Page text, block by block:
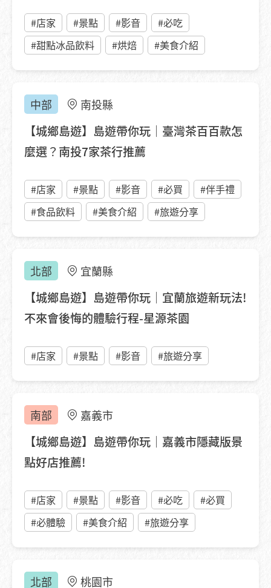
#店家 #景點 #影音
#必吃
#甜點冰品飲料
#烘焙 #美食介紹
中部 南投縣
【城鄉島遊】島遊帶你玩｜臺灣茶百百款怎
麼選？南投7家茶行推薦
#店家 #景點 #影音 #必買
#伴手禮
#食品飲料
#美食介紹 #旅遊分享
北部 宜蘭縣
【城鄉島遊】島遊帶你玩｜宜蘭旅遊新玩法!
不來會後悔的體驗行程-星源茶園
#店家 #景點 #影音 #旅遊分享
南部 嘉義市
【城鄉島遊】島遊帶你玩｜嘉義市隱藏版景
點好店推薦!
#店家 #景點 #影音 #必吃
#必買
#必體驗
#美食介紹 #旅遊分享
北部 桃園市